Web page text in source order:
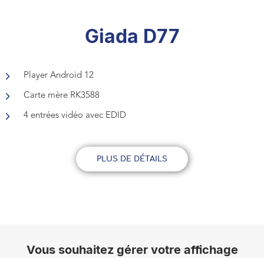
Giada D77
Player Android 12
Carte mère RK3588
4 entrées vidéo avec EDID
PLUS DE DÉTAILS
Vous souhaitez gérer votre affichage